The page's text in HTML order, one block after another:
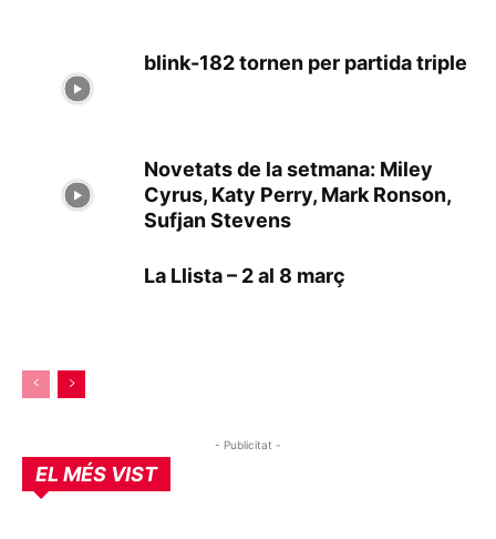
blink-182 tornen per partida triple
Novetats de la setmana: Miley
Cyrus, Katy Perry, Mark Ronson,
Sufjan Stevens
La Llista – 2 al 8 març
- Publicitat -
EL MÉS VIST